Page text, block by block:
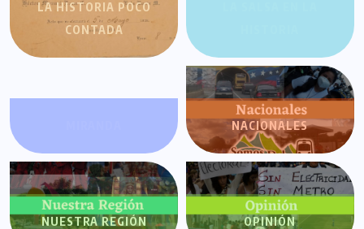
LA HISTORIA POCO
CONTADA
NACIONALES
NUESTRA REGIÓN OPINIÓN